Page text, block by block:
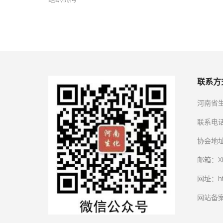
联系方
河南省
联系电
协会地
邮箱：
网址：
网站备